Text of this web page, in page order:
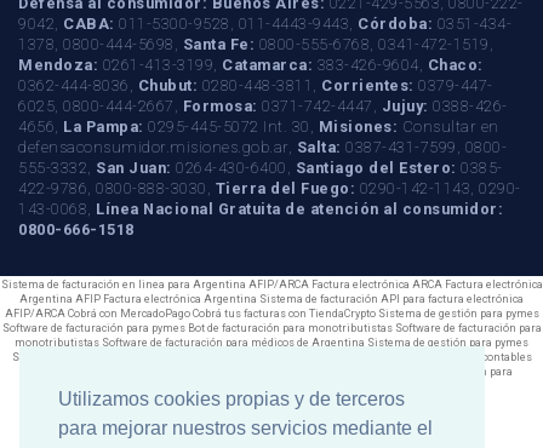
Utilizamos cookies propias y de terceros
para mejorar nuestros servicios mediante el
9042, CABA: 011-5300-9528, 011-4443-9443, Córdoba: 0351-434-
1378, 0800-444-5698, Santa Fe: 0800-555-6768, 0341-472-1519,
Mendoza: 0261-413-3199, Catamarca: 383-426-9604, Chaco:
0362-444-8036, Chubut: 0280-448-3811, Corrientes: 0379-447-
6025, 0800-444-2667, Formosa: 0371-742-4447, Jujuy: 0388-426-
4656, La Pampa: 0295-445-5072 Int. 30, Misiones: Consultar en
defensaconsumidor.misiones.gob.ar, Salta: 0387-431-7599, 0800-
555-3332, San Juan: 0264-430-6400, Santiago del Estero: 0385-
422-9786, 0800-888-3030, Tierra del Fuego: 0290-142-1143, 0290-
143-0068, Línea Nacional Gratuita de atención al consumidor:
0800-666-1518
Sistema de facturación en linea para Argentina AFIP/ARCA Factura electrónica ARCA Factura electrónica
Argentina AFIP Factura electrónica Argentina Sistema de facturación API para factura electrónica
AFIP/ARCA Cobrá con MercadoPago Cobrá tus facturas con TiendaCrypto Sistema de gestión para pymes
Software de facturación para pymes Bot de facturación para monotributistas Software de facturación para
monotributistas Software de facturación para médicos de Argentina Sistema de gestión para pymes
Sistema de facturación ARCA para contadores. Software de facturación ARCA para estudios contables
Software de facturacion para